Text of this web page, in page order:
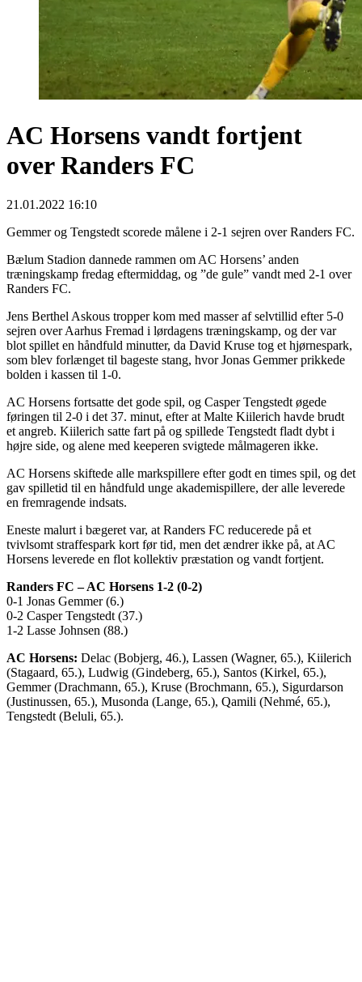
AC Horsens vandt fortjent
over Randers FC
21.01.2022 16:10
Gemmer og Tengstedt scorede målene i 2-1 sejren over Randers FC.
Bælum Stadion dannede rammen om AC Horsens’ anden
træningskamp fredag eftermiddag, og ”de gule” vandt med 2-1 over
Randers FC.
Jens Berthel Askous tropper kom med masser af selvtillid efter 5-0
sejren over Aarhus Fremad i lørdagens træningskamp, og der var
blot spillet en håndfuld minutter, da David Kruse tog et hjørnespark,
som blev forlænget til bageste stang, hvor Jonas Gemmer prikkede
bolden i kassen til 1-0.
AC Horsens fortsatte det gode spil, og Casper Tengstedt øgede
føringen til 2-0 i det 37. minut, efter at Malte Kiilerich havde brudt
et angreb. Kiilerich satte fart på og spillede Tengstedt fladt dybt i
højre side, og alene med keeperen svigtede målmageren ikke.
AC Horsens skiftede alle markspillere efter godt en times spil, og det
gav spilletid til en håndfuld unge akademispillere, der alle leverede
en fremragende indsats.
Eneste malurt i bægeret var, at Randers FC reducerede på et
tvivlsomt straffespark kort før tid, men det ændrer ikke på, at AC
Horsens leverede en flot kollektiv præstation og vandt fortjent.
Randers FC – AC Horsens 1-2 (0-2)
0-1 Jonas Gemmer (6.)
0-2 Casper Tengstedt (37.)
1-2 Lasse Johnsen (88.)
AC Horsens: Delac (Bobjerg, 46.), Lassen (Wagner, 65.), Kiilerich
(Stagaard, 65.), Ludwig (Gindeberg, 65.), Santos (Kirkel, 65.),
Gemmer (Drachmann, 65.), Kruse (Brochmann, 65.), Sigurdarson
(Justinussen, 65.), Musonda (Lange, 65.), Qamili (Nehmé, 65.),
Tengstedt (Beluli, 65.).